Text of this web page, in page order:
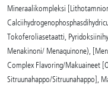
Mineraalikompleksi
Tokoferoliasetaatti,
Menakinoni/ Menaquinone),
Complex Flavoring/Makuaineet
Sitruunahappo/Sitruunahappo],